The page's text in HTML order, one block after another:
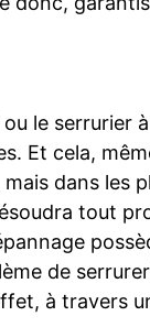
ou le serrurier
Et cela,
dans les
tout
de
à travers